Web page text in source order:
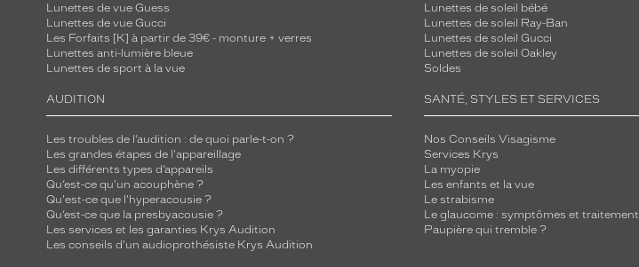
Lunettes de vue Guess
Lunettes de vue Gucci
Les Forfaits [K] à partir de 39€ - monture + verres
Lunettes anti-lumière bleue
Lunettes de sport à la vue
Lunettes de soleil bébé
Lunettes de soleil Ray-Ban
Lunettes de soleil Gucci
Lunettes de soleil Oakley
Soldes
AUDITION
Les troubles de l’audition : de quoi parle-t-on ?
Les grandes étapes de l'appareillage
Les différents types d’appareils
Qu’est-ce qu'un acouphène ?
Qu'est-ce que l'hyperacousie ?
Qu’est-ce que la presbyacousie ?
Les services et les garanties Krys Audition
Les conseils d'un audioprothésiste Krys Audition
SANTÉ, STYLES ET SERVICES
Nos Conseils Visagisme
Services Krys
La myopie
Les enfants et la vue
Le strabisme
Le glaucome : symptômes et traitement
Paupière qui tremble ?